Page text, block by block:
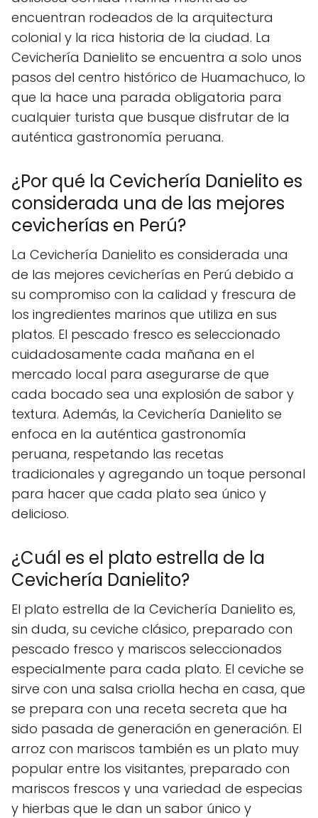
encuentran rodeados de la arquitectura
colonial y la rica historia de la ciudad. La
Cevichería Danielito se encuentra a solo unos
pasos del centro histórico de Huamachuco, lo
que la hace una parada obligatoria para
cualquier turista que busque disfrutar de la
auténtica gastronomía peruana.
¿Por qué la Cevichería Danielito es
considerada una de las mejores
cevicherías en Perú?
La Cevichería Danielito es considerada una
de las mejores cevicherías en Perú debido a
su compromiso con la calidad y frescura de
los ingredientes marinos que utiliza en sus
platos. El pescado fresco es seleccionado
cuidadosamente cada mañana en el
mercado local para asegurarse de que
cada bocado sea una explosión de sabor y
textura. Además, la Cevichería Danielito se
enfoca en la auténtica gastronomía
peruana, respetando las recetas
tradicionales y agregando un toque personal
para hacer que cada plato sea único y
delicioso.
¿Cuál es el plato estrella de la
Cevichería Danielito?
El plato estrella de la Cevichería Danielito es,
sin duda, su ceviche clásico, preparado con
pescado fresco y mariscos seleccionados
especialmente para cada plato. El ceviche se
sirve con una salsa criolla hecha en casa, que
se prepara con una receta secreta que ha
sido pasada de generación en generación. El
arroz con mariscos también es un plato muy
popular entre los visitantes, preparado con
mariscos frescos y una variedad de especias
y hierbas que le dan un sabor único y